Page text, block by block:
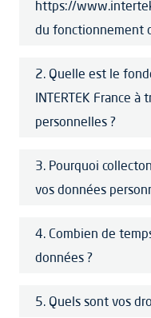
https://
du fonctionnement
2. Quelle est le
INTERTEK France
personnelles ?
3. Pourquoi
vos données
4. Combien de
données ?
5. Quels sont vos